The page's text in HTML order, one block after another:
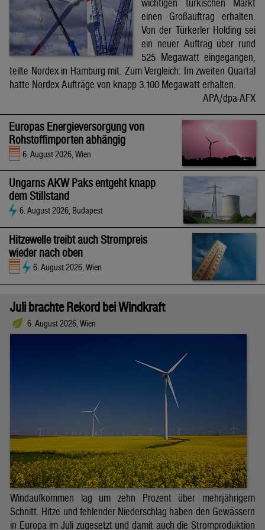
wichtigen türkischen Markt
einen Großauftrag erhalten.
Von der Türkerler Holding sei
ein neuer Auftrag über rund
525 Megawatt eingegangen,
teilte Nordex in Hamburg mit. Zum Vergleich: Im zweiten Quartal
hatte Nordex Aufträge von knapp 3.100 Megawatt erhalten.
APA/dpa-AFX
Europas Energieversorgung von
Rohstoffimporten abhängig
6. August 2026, Wien
Ungarns AKW Paks entgeht knapp
dem Stillstand
6. August 2026, Budapest
Hitzewelle treibt auch Strompreis
wieder nach oben
6. August 2026, Wien
Juli brachte Rekord bei Windkraft
6. August 2026, Wien
Windaufkommen lag um zehn Prozent über mehrjährigem
Schnitt. Hitze und fehlender Niederschlag haben den Gewässern
in Europa im Juli zugesetzt und damit auch die Stromproduktion